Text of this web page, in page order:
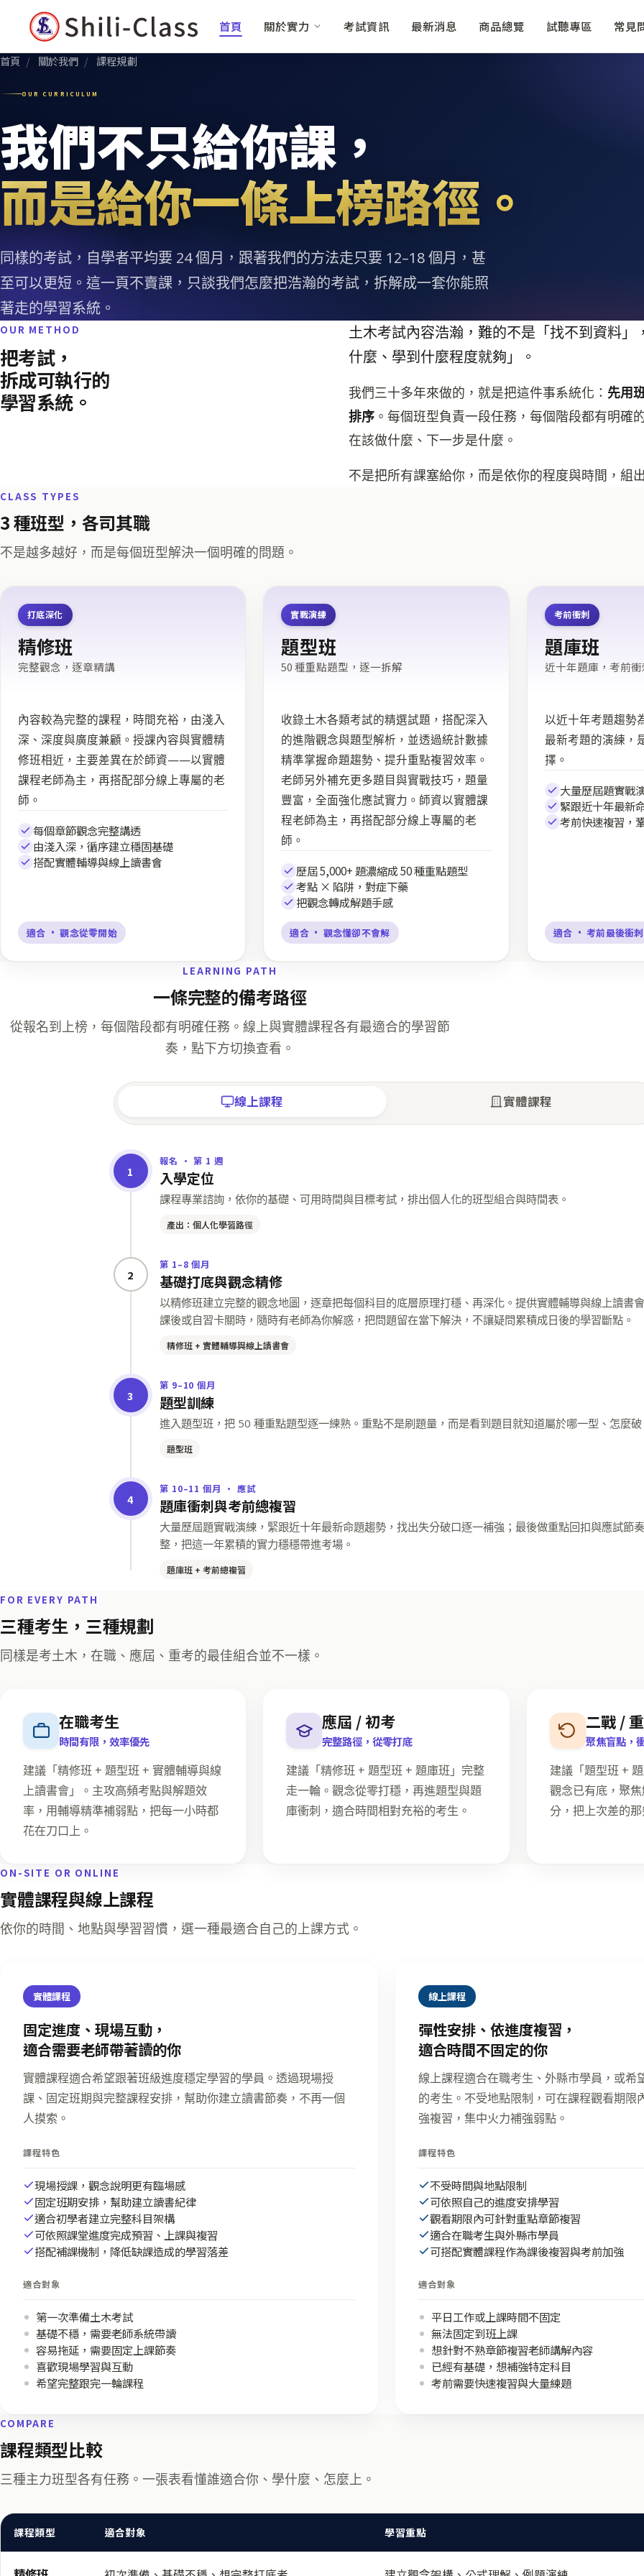
首頁 關於實力 考試資訊 最新消息 商品總覽 試聽專區 常見
首頁 / 關於我們 / 課程規劃
OUR CURRICULUM
我們不只給你課，
而是給你一條上榜路徑。
同樣的考試，自學者平均要 24 個月，跟著我們的方法走只要 12–18 個月，甚
至可以更短。這一頁不賣課，只談我們怎麼把浩瀚的考試，拆解成一套你能照
著走的學習系統。
OUR METHOD
把考試，
拆成可執行的
學習系統。
土木考試內容浩瀚，難的不是「找不到資料」
什麼、學到什麼程度就夠」。
我們三十多年來做的，就是把這件事系統化： 先用
排序。每個班型負責一段任務，每個階段都有明確
在該做什麼、下一步是什麼。
不是把所有課塞給你，而是依你的程度與時間，組
CLASS TYPES
3 種班型，各司其職
不是越多越好，而是每個班型解決一個明確的問題。
打底深化
精修班
完整觀念，逐章精講
內容較為完整的課程，時間充裕，由淺入
深、深度與廣度兼顧。授課內容與實體精
修班相近，主要差異在於師資——以實體
課程老師為主，再搭配部分線上專屬的老
師。
每個章節觀念完整講透
由淺入深，循序建立穩固基礎
搭配實體輔導與線上讀書會
適合 · 觀念從零開始
實戰演練
題型班
50 種重點題型，逐一拆解
收錄土木各類考試的精選試題，搭配深入
的進階觀念與題型解析，並透過統計數據
精準掌握命題趨勢、提升重點複習效率。
老師另外補充更多題目與實戰技巧，題量
豐富，全面強化應試實力。師資以實體課
程老師為主，再搭配部分線上專屬的老
師。
歷屆 5,000+ 題濃縮成 50 種重點題型
考點 × 陷阱，對症下藥
把觀念轉成解題手感
適合 · 觀念懂卻不會解
考前衝刺
題庫班
近十年題庫，考前衝
以近十年考題趨勢
最新考題的演練，
擇。
大量歷屆題實戰
緊跟近十年最新
考前快速複習，
適合 · 考前最後衝刺
LEARNING PATH
一條完整的備考路徑
從報名到上榜，每個階段都有明確任務。線上與實體課程各有最適合的學習節
奏，點下方切換查看。
線上課程 實體課程
1
報名 · 第 1 週
入學定位
課程專業諮詢，依你的基礎、可用時間與目標考試，排出個人化的班型組合與時間表。
產出：個人化學習路徑
2
第 1–8 個月
基礎打底與觀念精修
以精修班建立完整的觀念地圖，逐章把每個科目的底層原理打穩、再深化。提供實體輔導與線上讀書會
課後或自習卡關時，隨時有老師為你解惑，把問題留在當下解決，不讓疑問累積成日後的學習斷點。
精修班 + 實體輔導與線上讀書會
3
第 9–10 個月
題型訓練
進入題型班，把 50 種重點題型逐一練熟。重點不是刷題量，而是看到題目就知道屬於哪一型、怎麼破
題型班
4
第 10–11 個月 · 應試
題庫衝刺與考前總複習
大量歷屆題實戰演練，緊跟近十年最新命題趨勢，找出失分破口逐一補強；最後做重點回扣與應試節
整，把這一年累積的實力穩穩帶進考場。
題庫班 + 考前總複習
FOR EVERY PATH
三種考生，三種規劃
同樣是考土木，在職、應屆、重考的最佳組合並不一樣。
在職考生
時間有限，效率優先
建議「精修班 + 題型班 + 實體輔導與線
上讀書會」。主攻高頻考點與解題效
率，用輔導精準補弱點，把每一小時都
花在刀口上。
應屆 / 初考
完整路徑，從零打底
建議「精修班 + 題型班 + 題庫班」完整
走一輪。觀念從零打穩，再進題型與題
庫衝刺，適合時間相對充裕的考生。
二戰 /
聚焦盲點，
建議「題型班 +
觀念已有底，聚
分，把上次差的那
ON-SITE OR ONLINE
實體課程與線上課程
依你的時間、地點與學習習慣，選一種最適合自己的上課方式。
實體課程
固定進度、現場互動，
適合需要老師帶著讀的你
實體課程適合希望跟著班級進度穩定學習的學員。透過現場授
課、固定班期與完整課程安排，幫助你建立讀書節奏，不再一個
人摸索。
課程特色
現場授課，觀念說明更有臨場感
固定班期安排，幫助建立讀書紀律
適合初學者建立完整科目架構
可依照課堂進度完成預習、上課與複習
搭配補課機制，降低缺課造成的學習落差
適合對象
第一次準備土木考試
基礎不穩，需要老師系統帶讀
容易拖延，需要固定上課節奏
喜歡現場學習與互動
希望完整跟完一輪課程
線上課程
彈性安排、依進度複習，
適合時間不固定的你
線上課程適合在職考生、外縣市學員，或希
的考生。不受地點限制，可在課程觀看期限
強複習，集中火力補強弱點。
課程特色
不受時間與地點限制
可依照自己的進度安排學習
觀看期限內可針對重點章節複習
適合在職考生與外縣市學員
可搭配實體課程作為課後複習與考前加強
適合對象
平日工作或上課時間不固定
無法固定到班上課
想針對不熟章節複習老師講解內容
已經有基礎，想補強特定科目
考前需要快速複習與大量練題
COMPARE
課程類型比較
三種主力班型各有任務。一張表看懂誰適合你、學什麼、怎麼上。
課程類型 適合對象 學習重點